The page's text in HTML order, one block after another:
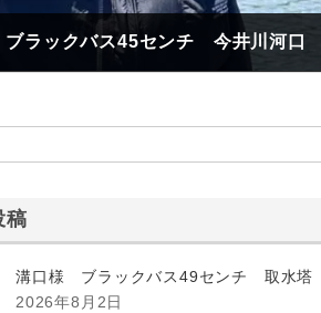
ラックバス45センチ 今井川河口
稿
溝口様 ブラックバス49センチ 取水塔
2026年8月2日